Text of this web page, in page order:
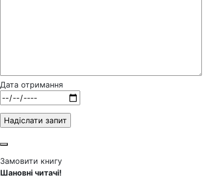
Дата отримання
Замовити книгу
Шановні читачі!